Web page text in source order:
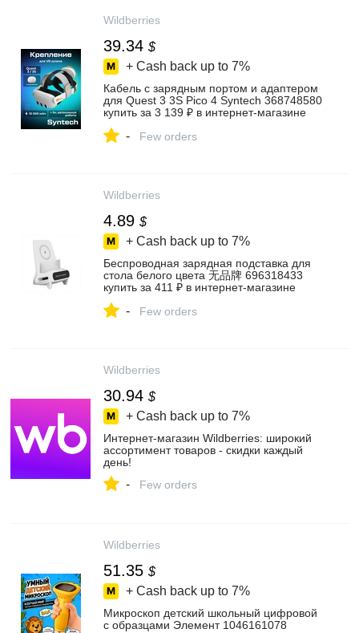
Wildberries
39.34 $
+ Cash back up to 7%
Кабель с зарядным портом и адаптером
для Quest 3 3S Pico 4 Syntech 368748580
купить за 3 139 ₽ в интернет‑магазине
- Few orders
Wildberries
4.89 $
+ Cash back up to 7%
Беспроводная зарядная подставка для
стола белого цвета 无品牌 696318433
купить за 411 ₽ в интернет‑магазине
- Few orders
Wildberries
30.94 $
+ Cash back up to 7%
Интернет‑магазин Wildberries: широкий
ассортимент товаров - скидки каждый
день!
- Few orders
Wildberries
51.35 $
+ Cash back up to 7%
Микроскоп детский школьный цифровой
с образцами Элемент 1046161078